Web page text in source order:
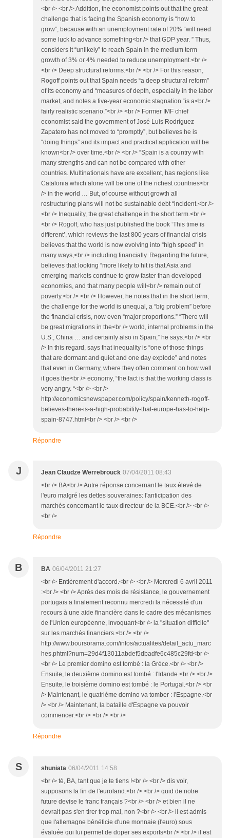
<br /> <br /> Addition, the economist points out that the great
challenge that is facing the Spanish economy is “how to
grow”, because with an unemployment rate of 20% “will need
some luck to advance something<br /> that GDP year. ” Thus,
considers it “unlikely” to reach Spain in the medium term
growth of 3% or 4% needed to reduce unemployment.<br />
<br /> Deep structural reforms.<br /> <br /> For this reason,
Rogoff points out that Spain needs “a deep structural reform”
of its economy and “measures of depth, especially in the labor
market, and notes a five-year economic stagnation “is a<br />
fairly realistic scenario.”<br /> <br /> Former IMF chief
economist said the government of José Luis Rodríguez
Zapatero has not moved to “promptly”, but believes he is
“doing things” and its impact and practical application will be
known<br /> over time.<br /> <br /> “Spain is a country with
many strengths and can not be compared with other
countries. Multinationals have are excellent, has regions like
Catalonia which alone will be one of the richest countries<br
/> in the world … But, of course without growth all
restructuring plans will not be sustainable debt “incident.<br />
<br /> Inequality, the great challenge in the short term.<br />
<br /> Rogoff, who has just published the book ‘This time is
different’, which reviews the last 800 years of financial crisis
believes that the world is now evolving into “high speed” in
many ways,<br /> including financially. Regarding the future,
believes that looking “more likely to hit is that Asia and
emerging markets continue to grow faster than developed
economies, and that many people will<br /> remain out of
poverty.<br /> <br /> However, he notes that in the short term,
the challenge for the world is unequal, a “big problem” before
the financial crisis, now even “major proportions.” “There will
be great migrations in the<br /> world, internal problems in the
U.S., China … and certainly also in Spain,” he says.<br /> <br
/> In this regard, says that inequality is “one of those things
that are dormant and quiet and one day explode” and notes
that even in Germany, where they often comment on how well
it goes the<br /> economy, “the fact is that the working class is
very angry. “<br /> <br />
http://economicsnewspaper.com/policy/spain/kenneth-rogoff-
believes-there-is-a-high-probability-that-europe-has-to-help-
spain-8747.html<br /> <br /> <br />
Répondre
J Jean Claudze Werrebrouck 07/04/2011 08:43
<br /> BA<br /> Autre réponse concernant le taux élevé de
l'euro malgré les dettes souveraines: l'anticipation des
marchés concernant le taux directeur de la BCE.<br /> <br />
<br />
Répondre
B BA 06/04/2011 21:27
<br /> Entièrement d'accord.<br /> <br /> Mercredi 6 avril 2011
:<br /> <br /> Après des mois de résistance, le gouvernement
portugais a finalement reconnu mercredi la nécessité d'un
recours à une aide financière dans le cadre des mécanismes
de l'Union européenne, invoquant<br /> la "situation difficile"
sur les marchés financiers.<br /> <br />
http://www.boursorama.com/infos/actualites/detail_actu_marc
hes.phtml?num=29d4f13011abdef5dbadfe6c485c29fd<br />
<br /> Le premier domino est tombé : la Grèce.<br /> <br />
Ensuite, le deuxième domino est tombé : l'Irlande.<br /> <br />
Ensuite, le troisième domino est tombé : le Portugal.<br /> <br
/> Maintenant, le quatrième domino va tomber : l'Espagne.<br
/> <br /> Maintenant, la bataille d'Espagne va pouvoir
commencer.<br /> <br /> <br />
Répondre
S shuniata 06/04/2011 14:58
<br /> tè, BA, tant que je te tiens !<br /> <br /> dis voir,
supposons la fin de l'euroland.<br /> <br /> quid de notre
future devise le franc français ?<br /> <br /> et bien il ne
devrait pas s'en tirer trop mal, non ?<br /> <br /> il est admis
que l'allemagne bénéficie d'une monnaie (l'euro) sous
évaluée qui lui permet de doper ses exports<br /> <br /> il est